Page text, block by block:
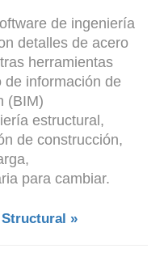
de ingeniería
detalles de acero
herramientas
de información de
(BIM)
estructural,
de construcción,
para cambiar.
»